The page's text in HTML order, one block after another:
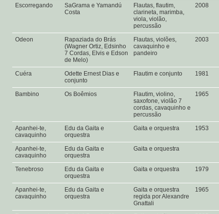
Escorregando
SaGrama e Yamandú
Costa
Flautas, flautim,
clarineta, marimba,
viola, violão,
percussão
2008
Odeon
Rapaziada do Brás
(Wagner Ortiz, Edsinho
7 Cordas, Elvis e Edson
de Melo)
Flautas, violões,
cavaquinho e
pandeiro
2003
Cuéra
Odette Ernest Dias e
conjunto
Flautim e conjunto 1981
Bambino Os Boêmios
Flautim, violino,
saxofone, violão 7
cordas, cavaquinho e
percussão
1965
Apanhei-te,
cavaquinho
Edu da Gaita e
orquestra
Gaita e orquestra 1953
Apanhei-te,
cavaquinho
Edu da Gaita e
orquestra
Gaita e orquestra
Tenebroso
Edu da Gaita e
orquestra
Gaita e orquestra 1979
Apanhei-te,
cavaquinho
Edu da Gaita e
orquestra
Gaita e orquestra
regida por Alexandre
Gnattali
1965